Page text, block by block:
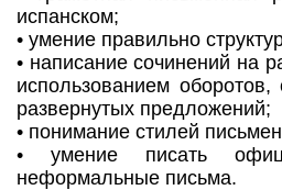
испанском;
• умение правильно
• написание сочинений на
использованием
развернутых предложений;
• понимание стилей
• умение писать
неформальные письма.